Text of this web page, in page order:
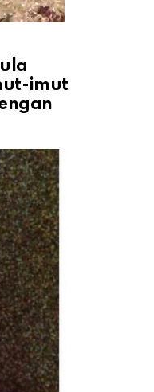
imut